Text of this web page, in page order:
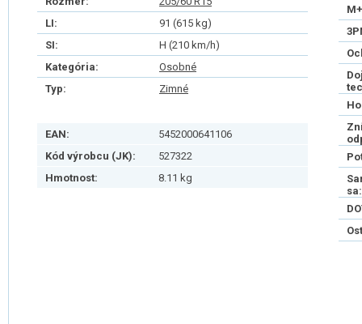
LI:
91 (615 kg)
SI:
H (210 km/h)
Kategória:
Osobné
Typ:
Zimné
EAN:
5452000641106
Kód výrobcu (JK):
527322
Hmotnost:
8.11 kg
sa: